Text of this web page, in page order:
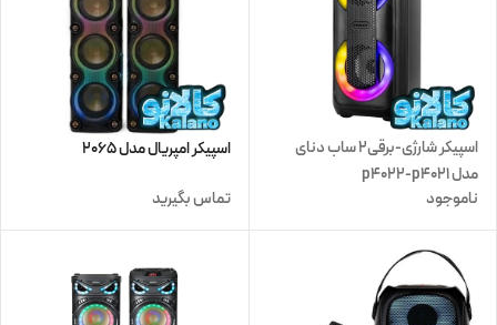
اسپیکر شارژی-برقی2 ساب دنای
مدل p4022-p4021
ناموجود
اسپیکر امپریال مدل 2065
تماس بگیرید